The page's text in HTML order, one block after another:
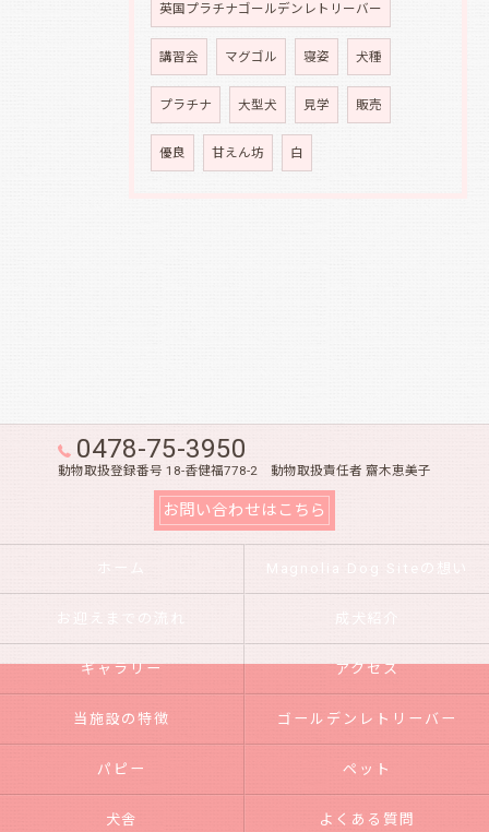
英国プラチナゴールデンレトリーバー
講習会 マグゴル 寝姿 犬種
プラチナ 大型犬 見学 販売
優良 甘えん坊 白
0478-75-3950
動物取扱登録番号 18-香健福778-2 動物取扱責任者 齋木恵美子
お問い合わせはこちら
ホーム Magnolia Dog Siteの想い
お迎えまでの流れ 成犬紹介
ギャラリー アクセス
当施設の特徴 ゴールデンレトリーバー
パピー ペット
犬舎 よくある質問